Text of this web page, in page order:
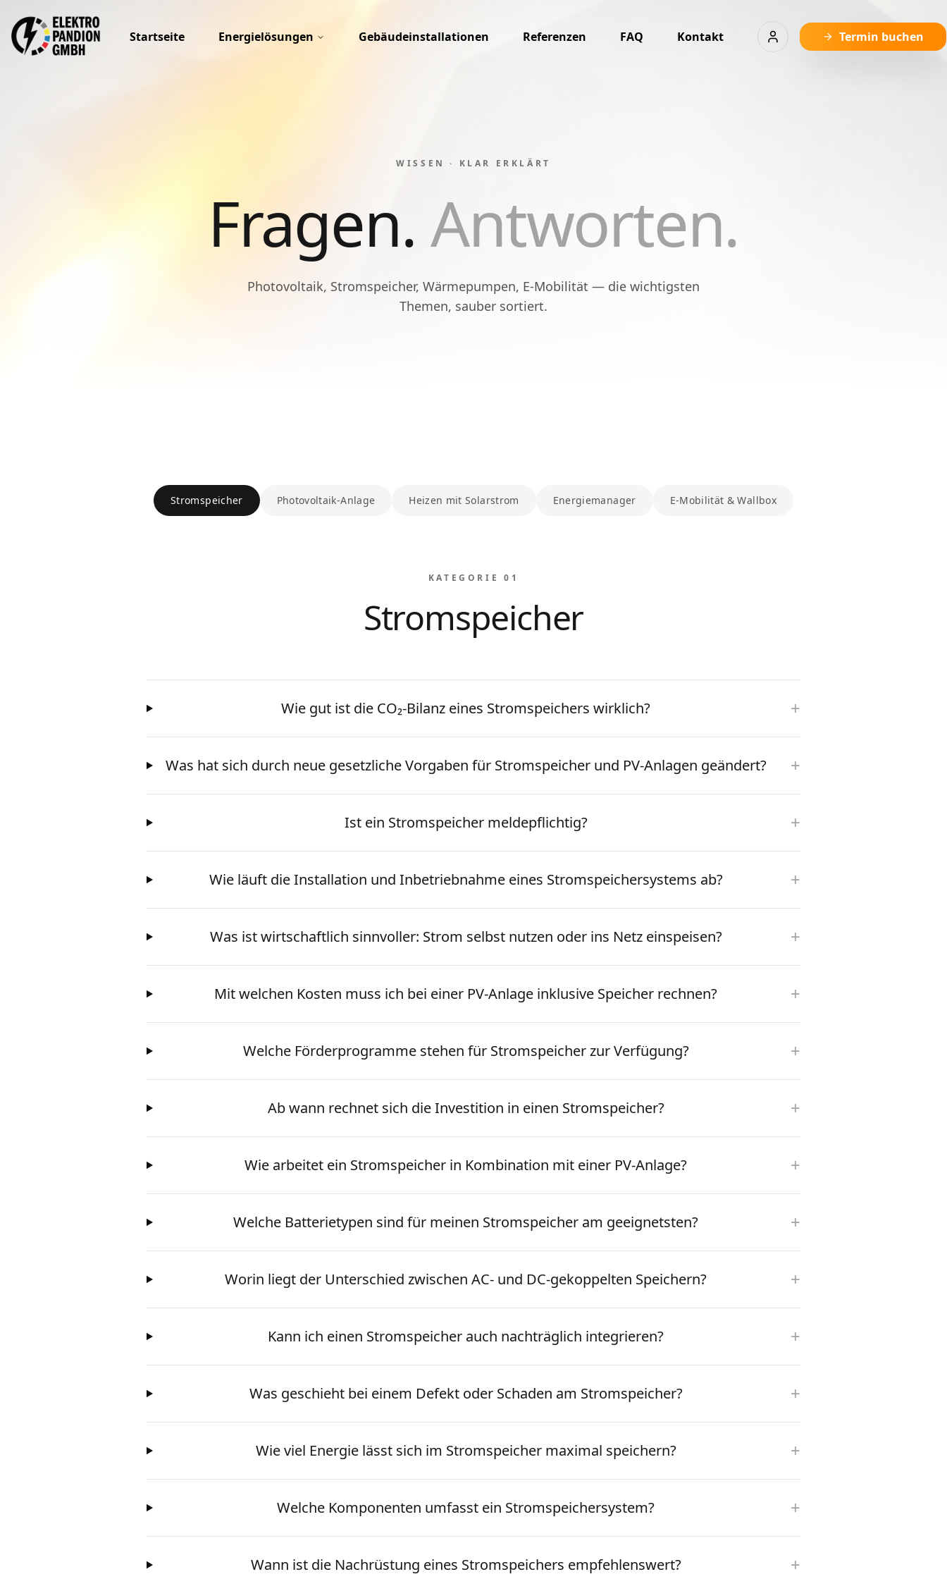
Startseite Energielösungen Gebäudeinstallationen Referenzen FAQ Kontakt Termin buchen
WISSEN · KLAR ERKLÄRT
Fragen.Antworten.
Photovoltaik, Stromspeicher, Wärmepumpen, E-Mobilität — die wichtigsten
Themen, sauber sortiert.
Stromspeicher Photovoltaik-Anlage Heizen mit Solarstrom Energiemanager E-Mobilität & Wallbox
KATEGORIE 0 1
Stromspeicher
Wie gut ist die CO₂-Bilanz eines Stromspeichers wirklich? +
Was hat sich durch neue gesetzliche Vorgaben für Stromspeicher und PV-Anlagen geändert? +
Ist ein Stromspeicher meldepflichtig? +
Wie läuft die Installation und Inbetriebnahme eines Stromspeichersystems ab? +
Was ist wirtschaftlich sinnvoller: Strom selbst nutzen oder ins Netz einspeisen? +
Mit welchen Kosten muss ich bei einer PV-Anlage inklusive Speicher rechnen? +
Welche Förderprogramme stehen für Stromspeicher zur Verfügung? +
Ab wann rechnet sich die Investition in einen Stromspeicher? +
Wie arbeitet ein Stromspeicher in Kombination mit einer PV-Anlage? +
Welche Batterietypen sind für meinen Stromspeicher am geeignetsten? +
Worin liegt der Unterschied zwischen AC- und DC-gekoppelten Speichern? +
Kann ich einen Stromspeicher auch nachträglich integrieren? +
Was geschieht bei einem Defekt oder Schaden am Stromspeicher? +
Wie viel Energie lässt sich im Stromspeicher maximal speichern? +
Welche Komponenten umfasst ein Stromspeichersystem? +
Wann ist die Nachrüstung eines Stromspeichers empfehlenswert? +